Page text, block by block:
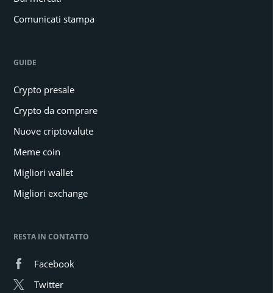
Comunicati stampa
GUIDE
Crypto presale
Crypto da comprare
Nuove criptovalute
Meme coin
Migliori wallet
Migliori exchange
RESTA IN CONTATTO
Facebook
Twitter